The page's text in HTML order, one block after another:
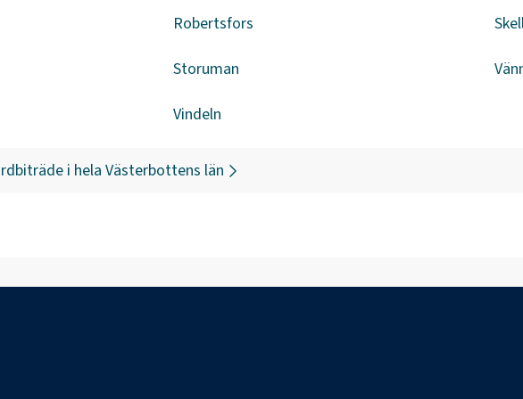
Robertsfors
Storuman
Vindeln
i hela Västerbottens län